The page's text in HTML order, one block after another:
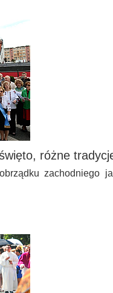
różne
zachodniego